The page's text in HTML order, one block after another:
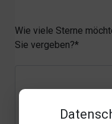
Wie viele Sterne
Sie vergeben?*